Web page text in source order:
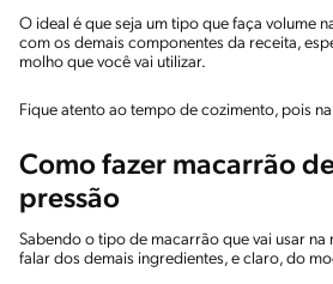
O ideal é que seja um tipo que faça volume
com os demais componentes da receita,
molho que você vai utilizar.
Fique atento ao tempo de cozimento, pois
Como fazer macarrão
pressão
Sabendo o tipo de macarrão que vai usar
falar dos demais ingredientes, e claro, do